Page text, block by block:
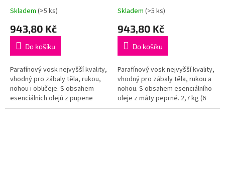
Skladem (>5 ks)
943,80 Kč
Do košíku
Parafínový vosk nejvyšší kvality,
vhodný pro zábaly těla, rukou,
nohou i obličeje. S obsahem
esenciálních olejů z pupene
hřebíčku a ze skořice. S
Skladem (>5 ks)
943,80 Kč
Do košíku
Parafínový vosk nejvyšší kvality,
vhodný pro zábaly těla, rukou a
nohou. S obsahem esenciálního
oleje z máty peprné. 2,7 kg (6
sáčků s parafínem) vystačí pro